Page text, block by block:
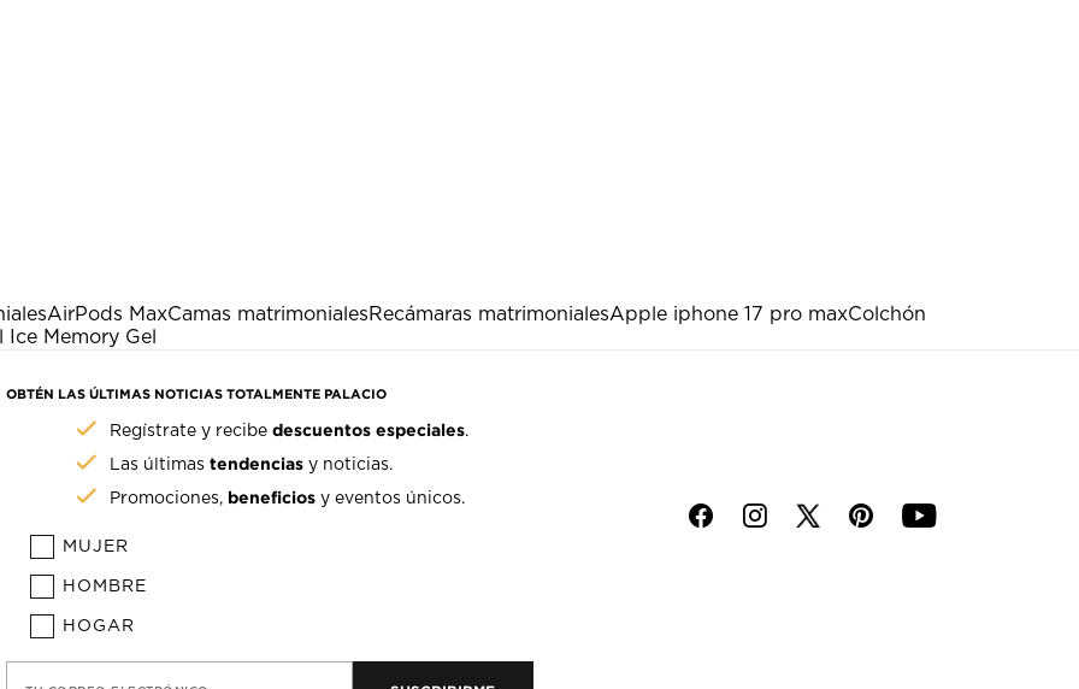
AirPods MaxCamas matrimonialesRecámaras matrimonialesApple iphone 17 pro maxColchón
Memory Gel
OBTÉN LAS ÚLTIMAS NOTICIAS TOTALMENTE PALACIO
Regístrate y recibedescuentos especiales.
Las últimastendencias y noticias.
Promociones, beneficios y eventos únicos.
MUJER
HOMBRE
HOGAR
f i p y